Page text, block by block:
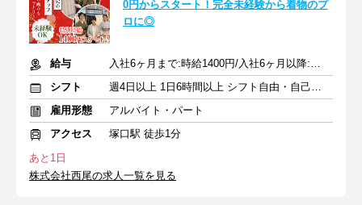
0円からスタート！完全未経験から着物のプ
ロに◎
給与
入社6ヶ月まで:時給1400円/入社6ヶ月以降:時給1200円～+交通費
シフト
週4日以上 1日6時間以上 シフト自由・自己申告
雇用形態
アルバイト・パート
アクセス
塚口駅 徒歩1分
あと1日
株式会社西尾の求人一覧を見る